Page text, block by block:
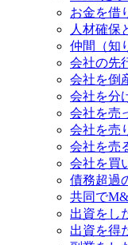
お金を借
人材確保
仲間（知
会社の先
会社を倒
会社を分
会社を売
会社を売
会社を売
会社を買
債務超過
共同で
出資をし
出資を得